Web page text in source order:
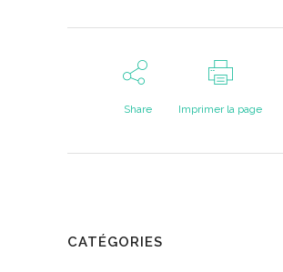
Share Imprimer la page
CATÉGORIES